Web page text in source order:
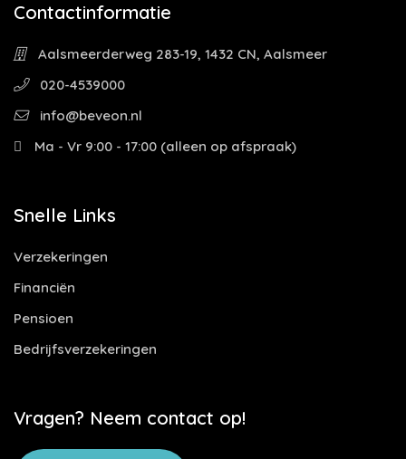
Contactinformatie
Aalsmeerderweg 283-19, 1432 CN, Aalsmeer
020-4539000
info@beveon.nl
Ma - Vr 9:00 - 17:00 (alleen op afspraak)
Snelle Links
Verzekeringen
Financiën
Pensioen
Bedrijfsverzekeringen
Vragen? Neem contact op!